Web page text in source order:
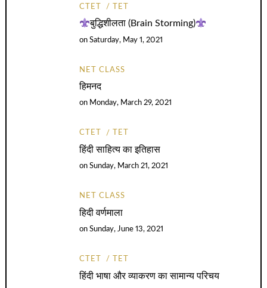
CTET TET
बुद्धिशीलता (Brain Storming)
onSaturday, May 1, 2021
NET CLASS
हिमनद
on Monday, March 29, 2021
CTET TET
हिंदी साहित्य का इतिहास
onSunday, March 21, 2021
NET CLASS
हिदी वर्णमाला
onSunday, June 13, 2021
CTET TET
हिंदी भाषा और व्याकरण का सामान्य परिचय